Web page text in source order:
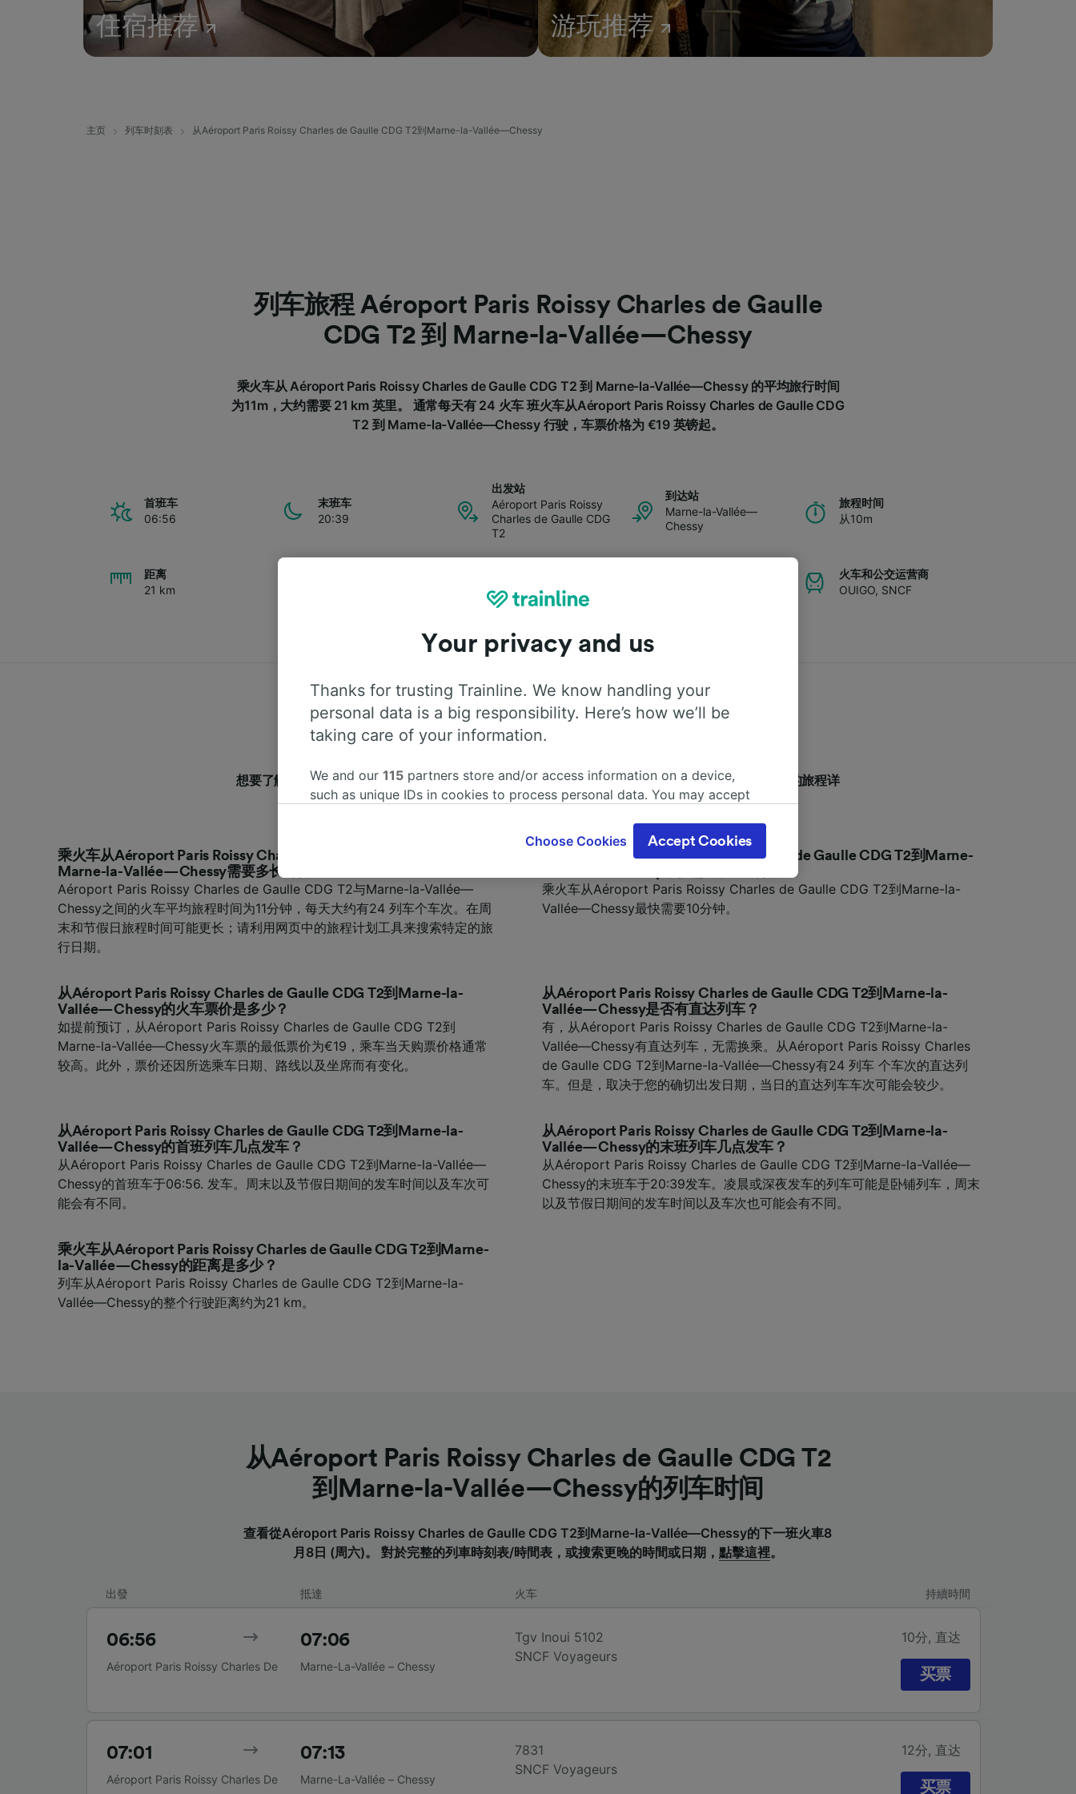
住宿推荐 游玩推荐
主页 列车时刻表 从Aéroport Paris Roissy Charles de Gaulle CDG T2到Marne-la-Vallée—Chessy
列车旅程 Aéroport Paris Roissy Charles de Gaulle
CDG T2 到 Marne-la-Vallée—Chessy
乘火车从 Aéroport Paris Roissy Charles de Gaulle CDG T2 到 Marne-la-Vallée—Chessy 的平均旅行时间
为11m，大约需要 21 km 英里。 通常每天有 24 火车 班火车从Aéroport Paris Roissy Charles de Gaulle CDG
T2 到 Marne-la-Vallée—Chessy 行驶，车票价格为 €19 英镑起。
首班车
06:56
末班车
20:39
出发站
Aéroport Paris Roissy
Charles de Gaulle CDG
T2
到达站
Marne-la-Vallée—
Chessy
旅程时间
从10m
距离
21 km
提供直达列车
火车和公交运营商
OUIGO, SNCF
旅程详情
想要了解跟多从Aéroport Paris Roissy Charles de Gaulle CDG T2前往Marne-la-Vallée—Chessy的旅程详
情吗？我们为您收集整理了一些旅客常见问题，希望能让您的旅程规划准备的更完善。
乘火车从Aéroport Paris Roissy Charles de Gaulle CDG T2开往
Marne-la-Vallée—Chessy需要多长时间？
Aéroport Paris Roissy Charles de Gaulle CDG T2与Marne-la-Vallée—
Chessy之间的火车平均旅程时间为11分钟，每天大约有24 列车个车次。在周
末和节假日旅程时间可能更长；请利用网页中的旅程计划工具来搜索特定的旅
行日期。
乘火车从Aéroport Paris Roissy Charles de Gaulle CDG T2到Marne-
乘火车从Aéroport Paris Roissy Charles de Gaulle CDG T2到Marne-la-
Vallée—Chessy最快需要10分钟。
从Aéroport Paris Roissy Charles de Gaulle CDG T2到Marne-la-
Vallée—Chessy的火车票价是多少？
如提前预订，从Aéroport Paris Roissy Charles de Gaulle CDG T2到
Marne-la-Vallée—Chessy火车票的最低票价为€19，乘车当天购票价格通常
较高。此外，票价还因所选乘车日期、路线以及坐席而有变化。
从Aéroport Paris Roissy Charles de Gaulle CDG T2到Marne-la-
Vallée—Chessy是否有直达列车？
有，从Aéroport Paris Roissy Charles de Gaulle CDG T2到Marne-la-
Vallée—Chessy有直达列车，无需换乘。从Aéroport Paris Roissy Charles
de Gaulle CDG T2到Marne-la-Vallée—Chessy有24 列车 个车次的直达列
车。但是，取决于您的确切出发日期，当日的直达列车车次可能会较少。
从Aéroport Paris Roissy Charles de Gaulle CDG T2到Marne-la-
Vallée—Chessy的首班列车几点发车？
从Aéroport Paris Roissy Charles de Gaulle CDG T2到Marne-la-Vallée—
Chessy的首班车于06:56. 发车。周末以及节假日期间的发车时间以及车次可
能会有不同。
从Aéroport Paris Roissy Charles de Gaulle CDG T2到Marne-la-
Vallée—Chessy的末班列车几点发车？
从Aéroport Paris Roissy Charles de Gaulle CDG T2到Marne-la-Vallée—
Chessy的末班车于20:39发车。凌晨或深夜发车的列车可能是卧铺列车，周末
以及节假日期间的发车时间以及车次也可能会有不同。
乘火车从Aéroport Paris Roissy Charles de Gaulle CDG T2到Marne-
la-Vallée—Chessy的距离是多少？
列车从Aéroport Paris Roissy Charles de Gaulle CDG T2到Marne-la-
Vallée—Chessy的整个行驶距离约为21 km。
从Aéroport Paris Roissy Charles de Gaulle CDG T2
到Marne-la-Vallée—Chessy的列车时间
查看從Aéroport Paris Roissy Charles de Gaulle CDG T2到Marne-la-Vallée—Chessy的下一班火車8
月8日 (周六)。 對於完整的列車時刻表/時間表，或搜索更晚的時間或日期， 點擊這裡。
出發 抵達 火车 持續時間
06:56
Aéroport Paris Roissy Charles De
07:06
Marne-La-Vallée – Chessy
Tgv Inoui 5102
SNCF Voyageurs
买票
10分, 直达
07:01
Aéroport Paris Roissy Charles De
07:13
Marne-La-Vallée – Chessy
7831
SNCF Voyageurs
买票
12分, 直达
Your privacy and us
Thanks for trusting Trainline. We know handling your
personal data is a big responsibility. Here’s how we’ll be
taking care of your information.
We and our 115 partners store and/or access information on a device,
such as unique IDs in cookies to process personal data. You may accept
where legitimate interest is used, or at any time in the privacy policy page.
These choices will be signaled to our partners and will not affect browsing
us not to track you.
We and our partners process data to provide:
research and services development.
List of Partners
Choose Cookies Accept Cookies